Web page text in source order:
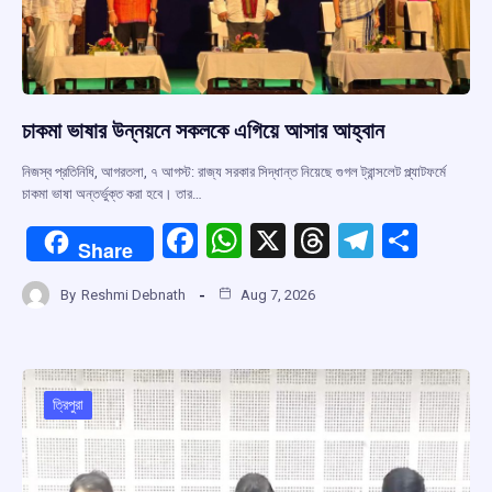
চাকমা ভাষার উন্নয়নে সকলকে এগিয়ে আসার আহ্বান
নিজস্ব প্রতিনিধি, আগরতলা, ৭ আগস্ট: রাজ্য সরকার সিদ্ধান্ত নিয়েছে গুগল ট্রান্সলেট প্ল্যাটফর্মে
চাকমা ভাষা অন্তর্ভুক্ত করা হবে। তার…
Share
F
ce
o
o
k
W
at
A
p
p
X
T
d
s
T
a
m
By Reshmi Debnath Aug 7, 2026
ত্রিপুরা